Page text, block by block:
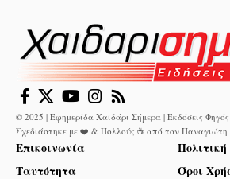
© 2025 | Εφημερίδα Χαϊδάρι Σήμερα | Εκδόσεις
Σχεδιάστηκε με ❤️ & Πολλούς ☕ από τον Παναγιώτη
Επικοινωνία
Ταυτότητα
Όροι